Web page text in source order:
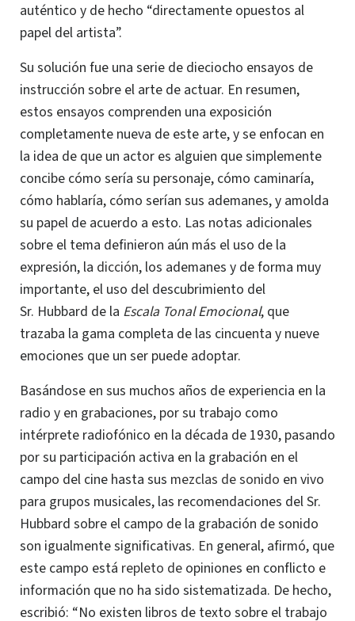
auténtico y de hecho “directamente opuestos al
papel del artista”.
Su solución fue una serie de dieciocho ensayos de
instrucción sobre el arte de actuar. En resumen,
estos ensayos comprenden una exposición
completamente nueva de este arte, y se enfocan en
la idea de que un actor es alguien que simplemente
concibe cómo sería su personaje, cómo caminaría,
cómo hablaría, cómo serían sus ademanes, y amolda
su papel de acuerdo a esto. Las notas adicionales
sobre el tema definieron aún más el uso de la
expresión, la dicción, los ademanes y de forma muy
importante, el uso del descubrimiento del
Sr. Hubbard de la Escala TonalEmocional, que
trazaba la gama completa de las cincuenta y nueve
emociones que un ser puede adoptar.
Basándose en sus muchos años de experiencia en la
radio y en grabaciones, por su trabajo como
intérprete radiofónico en la década de 1930, pasando
por su participación activa en la grabación en el
campo del cine hasta sus mezclas de sonido en vivo
para grupos musicales, las recomendaciones del Sr.
Hubbard sobre el campo de la grabación de sonido
son igualmente significativas. En general, afirmó, que
este campo está repleto de opiniones en conflicto e
información que no ha sido sistematizada. De hecho,
escribió: “No existen libros de texto sobre el trabajo